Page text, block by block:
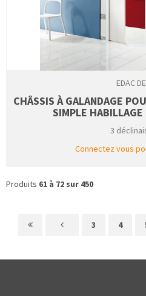
EDAC
CHÂSSIS À GALANDAGE
SIMPLE
3
Connectez vous
Produits 61 à 72 sur 450
3 4